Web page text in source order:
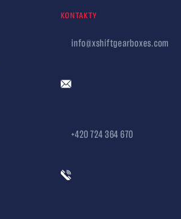
KONTAKTY
info@xshiftgearboxes.com
+420 724 364 670